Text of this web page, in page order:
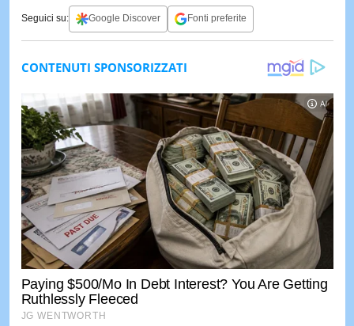
Seguici su: Google Discover Fonti preferite